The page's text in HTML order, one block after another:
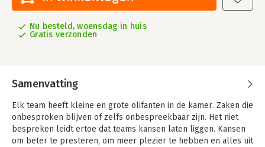
Nu besteld, woensdag in huis
Gratis verzonden
Samenvatting
Elk team heeft kleine en grote olifanten in de kamer. Zaken die
onbesproken blijven of zelfs onbespreekbaar zijn. Het niet
bespreken leidt ertoe dat teams kansen laten liggen. Kansen
om beter te presteren, om meer plezier te hebben en alles uit